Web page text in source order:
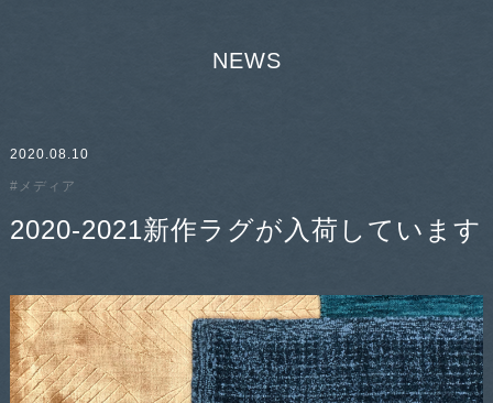
NEWS
2020.08.10
#メディア
2020-2021新作ラグが入荷しています